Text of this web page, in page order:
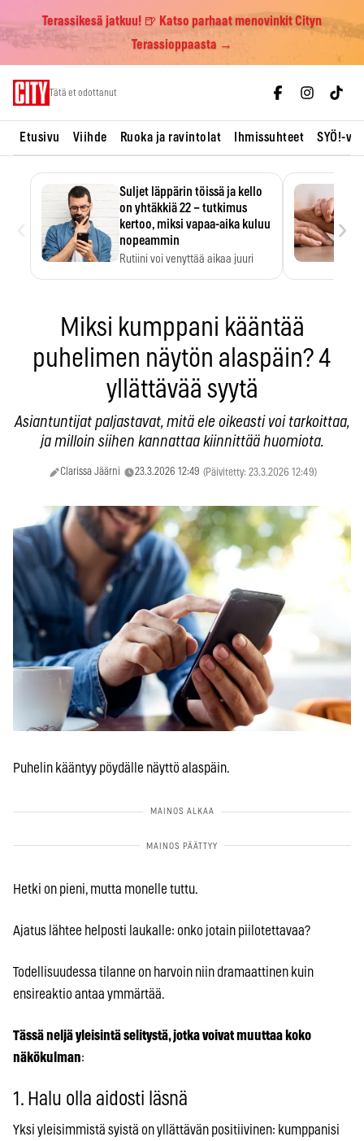
Terassikesä jatkuu! 🍺 Katso parhaat menovinkit Cityn
Terassioppaasta →
Tätä et odottanut
Etusivu Viihde Ruoka ja ravintolat Ihmissuhteet SYÖ!-
Suljet läppärin töissä ja kello
on yhtäkkiä 22 – tutkimus
kertoo, miksi vapaa-aika kuluu
nopeammin
Rutiini voi venyttää aikaa juuri
›
Miksi kumppani kääntää
puhelimen näytön alaspäin? 4
yllättävää syytä
Asiantuntijat paljastavat, mitä ele oikeasti voi tarkoittaa,
ja milloin siihen kannattaa kiinnittää huomiota.
Clarissa Jäärni 23.3.2026 12:49 (Päivitetty: 23.3.2026 12:49)
Puhelin kääntyy pöydälle näyttö alaspäin.
Hetki on pieni, mutta monelle tuttu.
Ajatus lähtee helposti laukalle: onko jotain piilotettavaa?
Todellisuudessa tilanne on harvoin niin dramaattinen kuin
ensireaktio antaa ymmärtää.
Tässä neljä yleisintä selitystä, jotka voivat muuttaa koko
näkökulman:
1. Halu olla aidosti läsnä
Yksi yleisimmistä syistä on yllättävän positiivinen: kumppanisi